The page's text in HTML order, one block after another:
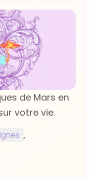
de Mars en
votre vie.
,